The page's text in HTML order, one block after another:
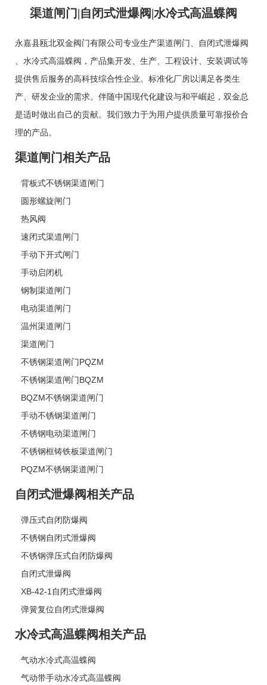
渠道闸门|自闭式泄爆阀|水冷式高温蝶阀
永嘉县瓯北双金阀门有限公司专业生产渠道闸门、
自闭式泄爆阀
、 水冷式高温蝶阀 ，产品集开发、生产、工程设计、安装调试等
提供售后服务的高科技综合性企业。标准化厂房以满足各类生
产、研发企业的需求。伴随中国现代化建设与和平崛起，双金总
是适时做出自己的贡献。我们致力于为用户提供质量可靠报价合
理的产品。
渠道闸门相关产品
背板式不锈钢渠道闸门
圆形螺旋闸门
热风阀
速闭式渠道闸门
手动下开式闸门
手动启闭机
钢制渠道闸门
电动渠道闸门
温州渠道闸门
渠道闸门
不锈钢渠道闸门PQZM
不锈钢渠道闸门BQZM
BQZM不锈钢渠道闸门
手动不锈钢渠道闸门
不锈钢电动渠道闸门
不锈钢框铸铁板渠道闸门
PQZM不锈钢渠道闸门
自闭式泄爆阀相关产品
弹压式自闭防爆阀
不锈钢自闭式泄爆阀
不锈钢弹压式自闭防爆阀
自闭式泄爆阀
XB-42-1自闭式泄爆阀
弹簧复位自闭式泄爆阀
水冷式高温蝶阀相关产品
气动水冷式高温蝶阀
气动带手动水冷式高温蝶阀